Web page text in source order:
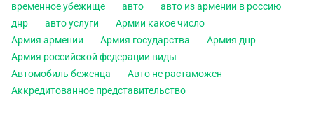
временное убежище авто
авто из армении в россию
днр
авто услуги
Армии какое число
Армия армении
Армия государства
Армия днр
Армия российской федерации виды
Автомобиль беженца
Авто не растаможен
Аккредитованное представительство